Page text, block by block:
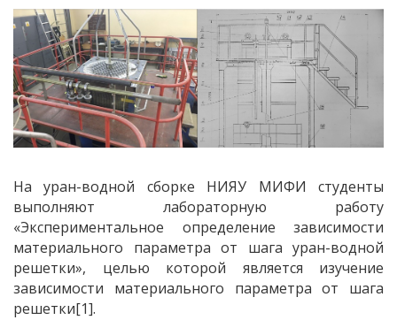
На уран-водной сборке НИЯУ МИФИ студенты
выполняют лабораторную работу
«Экспериментальное определение зависимости
материального параметра от шага уран-водной
решетки», целью которой является изучение
зависимости материального параметра от шага
решетки[1].